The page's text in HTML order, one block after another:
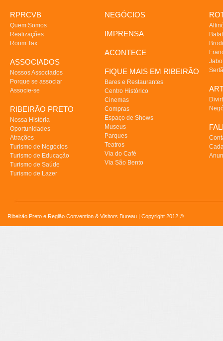
RPRCVB
Quem Somos
Realizações
Room Tax
ASSOCIADOS
Nossos Associados
Porque se associar
Associe-se
RIBEIRÃO PRETO
Nossa História
Oportunidades
Atrações
Turismo de Negócios
Turismo de Educação
Turismo de Saúde
Turismo de Lazer
NEGÓCIOS
IMPRENSA
ACONTECE
FIQUE MAIS EM RIBEIRÃO
Bares e Restaurantes
Centro Histórico
Cinemas
Compras
Espaço de Shows
Museus
Parques
Teatros
Via do Café
Via São Bento
Ribeirão Preto e Região Convention & Visitors Bureau | Copyright 2012 ©